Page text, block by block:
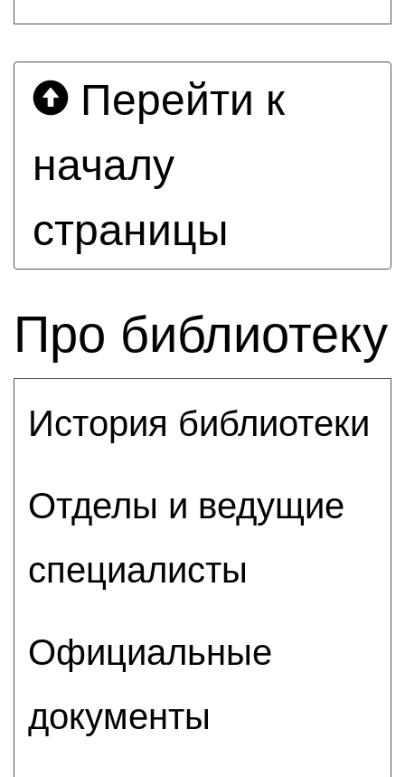
Перейти к
началу
страницы
Про библиотеку
История библиотеки
Отделы и ведущие
специалисты
Официальные
документы